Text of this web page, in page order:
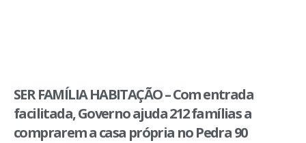
SER FAMÍLIA HABITAÇÃO – Com entrada
facilitada, Governo ajuda 212 famílias a
comprarem a casa própria no Pedra 90